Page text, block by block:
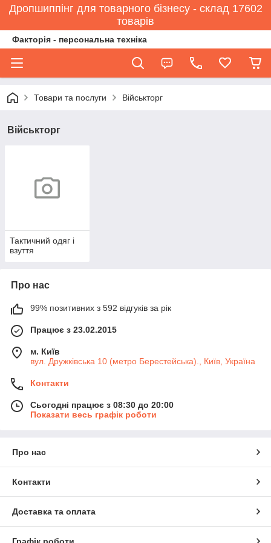
Дропшиппінг для товарного бізнесу - склад 17602
товарів
Факторія - персональна техніка
Товари та послуги Військторг
Військторг
Тактичний одяг і
взуття
Про нас
99% позитивних з 592 відгуків за рік
Працює з 23.02.2015
м. Київ
вул. Дружківська 10 (метро Берестейська)., Київ, Україна
Контакти
Сьогодні працює з 08:30 до 20:00
Показати весь графік роботи
Про нас
Контакти
Доставка та оплата